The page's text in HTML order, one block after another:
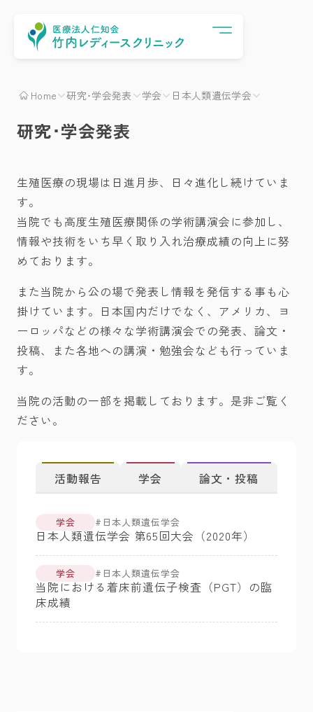
Home 研究･学会発表 学会 日本人類遺伝学会
研究･学会発表
生殖医療の現場は日進月歩、日々進化し続けていま
す。
当院でも高度生殖医療関係の学術講演会に参加し、
情報や技術をいち早く取り入れ治療成績の向上に努
めております。
また当院から公の場で発表し情報を発信する事も心
掛けています。日本国内だけでなく、アメリカ、ヨ
ーロッパなどの様々な学術講演会での発表、論文・
投稿、また各地への講演・勉強会なども行っていま
す。
当院の活動の一部を掲載しております。是非ご覧く
ださい。
活動報告 学会 論文・投稿
学会 日本人類遺伝学会
日本人類遺伝学会 第65回大会（2020年）
学会 日本人類遺伝学会
当院における着床前遺伝子検査（PGT）の臨
床成績